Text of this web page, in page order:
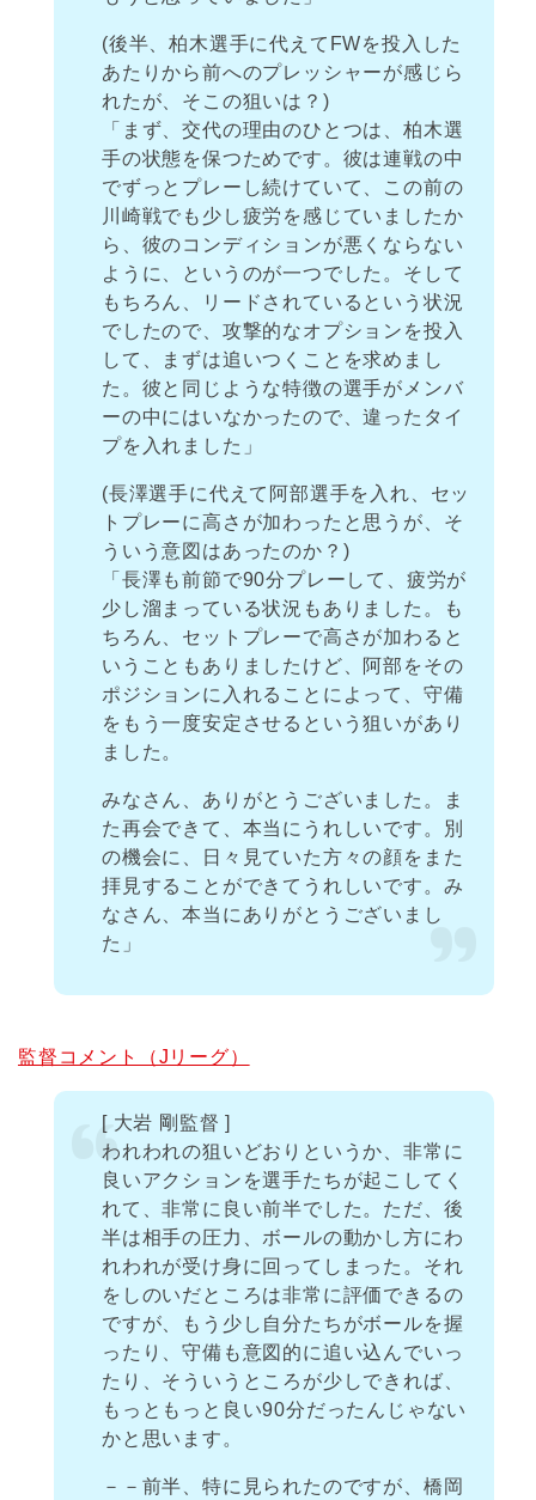
(後半、柏木選手に代えてFWを投入した
あたりから前へのプレッシャーが感じら
れたが、そこの狙いは？)
「まず、交代の理由のひとつは、柏木選
手の状態を保つためです。彼は連戦の中
でずっとプレーし続けていて、この前の
川崎戦でも少し疲労を感じていましたか
ら、彼のコンディションが悪くならない
ように、というのが一つでした。そして
もちろん、リードされているという状況
でしたので、攻撃的なオプションを投入
して、まずは追いつくことを求めまし
た。彼と同じような特徴の選手がメンバ
ーの中にはいなかったので、違ったタイ
プを入れました」
(長澤選手に代えて阿部選手を入れ、セッ
トプレーに高さが加わったと思うが、そ
ういう意図はあったのか？)
「長澤も前節で90分プレーして、疲労が
少し溜まっている状況もありました。も
ちろん、セットプレーで高さが加わると
いうこともありましたけど、阿部をその
ポジションに入れることによって、守備
をもう一度安定させるという狙いがあり
ました。
みなさん、ありがとうございました。ま
た再会できて、本当にうれしいです。別
の機会に、日々見ていた方々の顔をまた
拝見することができてうれしいです。み
なさん、本当にありがとうございまし
た」
監督コメント（Jリーグ）
[ 大岩 剛監督 ]
われわれの狙いどおりというか、非常に
良いアクションを選手たちが起こしてく
れて、非常に良い前半でした。ただ、後
半は相手の圧力、ボールの動かし方にわ
れわれが受け身に回ってしまった。それ
をしのいだところは非常に評価できるの
ですが、もう少し自分たちがボールを握
ったり、守備も意図的に追い込んでいっ
たり、そういうところが少しできれば、
もっともっと良い90分だったんじゃない
かと思います。
－－前半、特に見られたのですが、橋岡